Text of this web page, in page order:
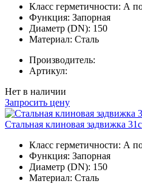
Класс герметичности: А
Функция: Запорная
Диаметр (DN): 150
Материал: Сталь
Производитель:
Артикул:
Нет в наличии
Запросить цену
Стальная клиновая задвижка
Класс герметичности: А
Функция: Запорная
Диаметр (DN): 150
Материал: Сталь